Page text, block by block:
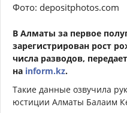
Фото: depositphotos.com
В Алматы за первое
зарегистрирован рост
числа разводов, передает
на inform.kz.
Такие данные озвучила
юстиции Алматы Балаим